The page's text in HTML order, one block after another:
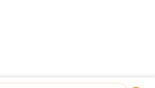
سياسة الخصوصيةالصين جودة جيدة ميزان متعدد الرؤوس